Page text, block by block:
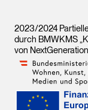
2023/2024
durch BMWKMS
von